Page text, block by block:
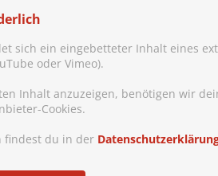
sich ein eingebetteter Inhalt eines
oder Vimeo).
Inhalt anzuzeigen, benötigen wir
Cookies.
findest du in der